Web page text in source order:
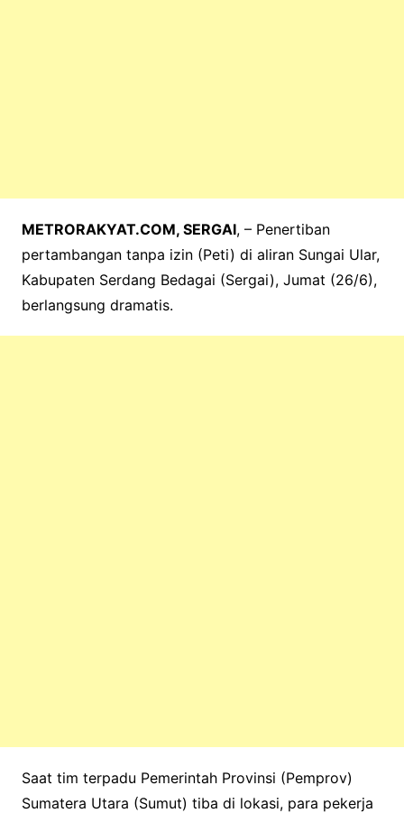
METRORAKYAT.COM, SERGAI, – Penertiban
pertambangan tanpa izin (Peti) di aliran Sungai Ular,
Kabupaten Serdang Bedagai (Sergai), Jumat (26/6),
berlangsung dramatis.
Saat tim terpadu Pemerintah Provinsi (Pemprov)
Sumatera Utara (Sumut) tiba di lokasi, para pekerja